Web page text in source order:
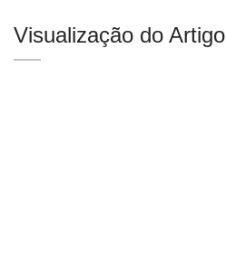
Visualização do Artigo